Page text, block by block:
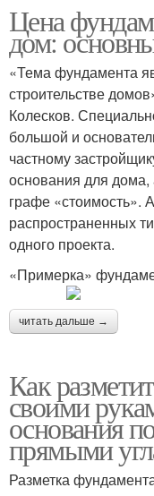
Цена
дом:
«Тема фундамента
строительстве
Колесков.
большой и
частному
основания для
графе «стоимость».
распространенных
одного проекта.
«Примерка»
читать дальше →
Как
своими
основания
прямыми
Разметка